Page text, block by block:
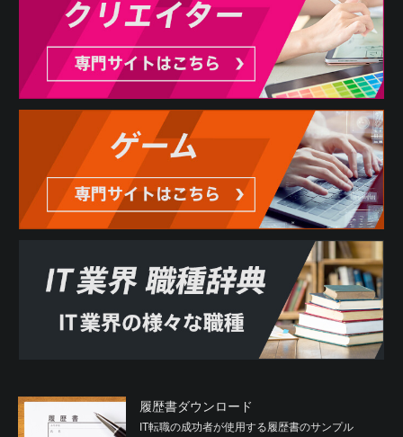
履歴書ダウンロード
IT転職の成功者が使用する履歴書のサンプル